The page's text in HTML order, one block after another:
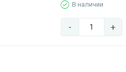
В наличии
- +